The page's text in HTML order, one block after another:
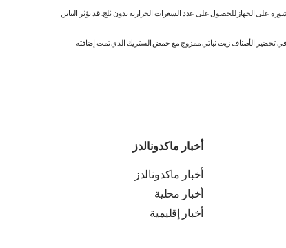
على الجهاز للحصول على عدد السعرات الحرارية بدون ثلج. قد يؤثر التباين
في تحضير الأصناف زيت نباتي ممزوج مع حمض الستريك الذي تمت إضافته
أخبار ماكدونالدز
أخبار ماكدونالدز
أخبار محلية
أخبار إقليمية